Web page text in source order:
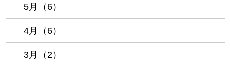
5月（6）
4月（6）
3月（2）